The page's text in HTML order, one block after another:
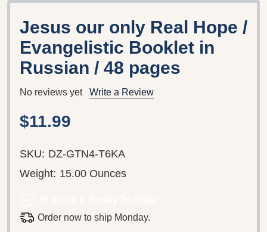
Jesus our only Real Hope /
Evangelistic Booklet in
Russian / 48 pages
No reviews yet Write a Review
$11.99
SKU: DZ-GTN4-T6KA
Weight: 15.00 Ounces
Order now to ship Monday.